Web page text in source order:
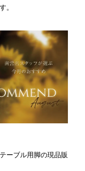
。
ーブル用脚の現品販